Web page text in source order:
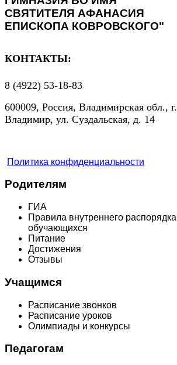
СВЯТИТЕЛЯ АФАНАСИЯ
ЕПИСКОПА КОВРОВСКОГО"
КОНТАКТЫ:
8 (4922) 53-18-83
600009, Россия, Владимирская обл., г.
Владимир, ул. Суздальская, д. 14
Политика конфиденциальности
Родителям
ГИА
Правила внутреннего распорядка
обучающихся
Питание
Достижения
Отзывы
Учащимся
Расписание звонков
Расписание уроков
Олимпиады и конкурсы
Педагогам